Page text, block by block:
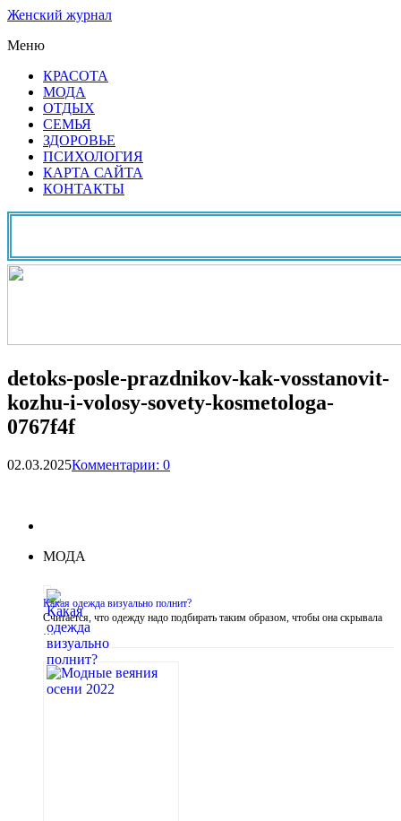
Женский журнал
Меню
КРАСОТА
МОДА
ОТДЫХ
СЕМЬЯ
ЗДОРОВЬЕ
ПСИХОЛОГИЯ
КАРТА САЙТА
КОНТАКТЫ
detoks-posle-prazdnikov-kak-vosstanovit-
kozhu-i-volosy-sovety-kosmetologa-
0767f4f
02.03.2025Комментарии: 0
МОДА
Какая одежда визуально полнит?
Считается, что одежду надо подбирать таким образом, чтобы она скрывала
…